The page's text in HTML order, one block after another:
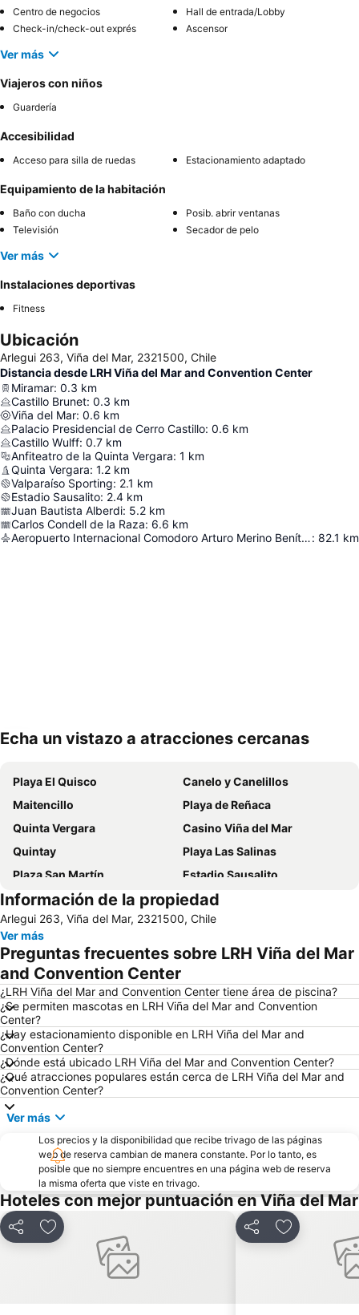
Centro de negocios
Hall de entrada/Lobby
Check-in/check-out exprés
Ascensor
Ver más
Viajeros con niños
Guardería
Accesibilidad
Acceso para silla de ruedas Estacionamiento adaptado
Equipamiento de la habitación
Baño con ducha
Posib. abrir ventanas
Televisión
Secador de pelo
Ver más
Instalaciones deportivas
Fitness
Ubicación
Arlegui 263, Viña del Mar, 2321500, Chile
Distancia desde LRH Viña del Mar and Convention Center
Miramar: 0.3 km
Castillo Brunet: 0.3 km
Viña del Mar: 0.6 km
Palacio Presidencial de Cerro Castillo: 0.6 km
Castillo Wulff: 0.7 km
Anfiteatro de la Quinta Vergara: 1 km
Quinta Vergara: 1.2 km
Valparaíso Sporting: 2.1 km
Estadio Sausalito: 2.4 km
Juan Bautista Alberdi: 5.2 km
Carlos Condell de la Raza: 6.6 km
Aeropuerto Internacional Comodoro Arturo Merino Benítez: 82.1 km
Echa un vistazo a atracciones cercanas
Playa El Quisco
Canelo y Canelillos
Maitencillo
Playa de Reñaca
Quinta Vergara
Casino Viña del Mar
Quintay
Playa Las Salinas
Plaza San Martín
Estadio Sausalito
Avenida Libertad
Mall Marina Arauco
Cerro Alegre
Valparaíso Sporting Club
Jardín Botánico
Festival Internacional de la Canción
Parque Reloj de Flores
Plaza Sotomayor
Playa Acapulco
Teatro Municipal
Playa Cochoa
Miramar
Plaza José Francisco Vergara
Playa el Sol
Caleta Abarca
Puerto de Valparaiso
Club Viña del Mar
Muelle Vergara
Las Salinas
Iglesia Santa Teresita
Plaza Libertador Bernardo OHiggins
Arco Británico
Castillo Wulff
Parque Italia
Islote Peñablanca
Palacio Rioja
Museo de Arqueologia e Historia Francisco Fonck
Parque Costero
Información de la propiedad
Arlegui 263, Viña del Mar, 2321500, Chile
Ver más
Preguntas frecuentes sobre LRH Viña del Mar
and Convention Center
¿LRH Viña del Mar and Convention Center tiene área de piscina?
¿Se permiten mascotas en LRH Viña del Mar and Convention
Center?
¿Hay estacionamiento disponible en LRH Viña del Mar and
Convention Center?
¿Dónde está ubicado LRH Viña del Mar and Convention Center?
¿Qué atracciones populares están cerca de LRH Viña del Mar and
Convention Center?
Ver más
Los precios y la disponibilidad que recibe trivago de las páginas
web de reserva cambian de manera constante. Por lo tanto, es
posible que no siempre encuentres en una página web de reserva
la misma oferta que viste en trivago.
Hoteles con mejor puntuación en Viña del Mar
CompartirAgregar a favoritos CompartirAgregar a